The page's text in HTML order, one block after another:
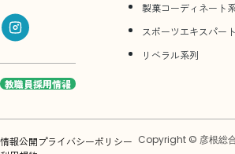
教職員採用情報
製菓コーディネート
スポーツエキスパー
リベラル系列
情報公開プライバシーポリシー Copyright © 彦根総